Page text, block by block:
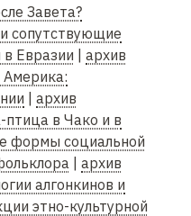
Завета?
сопутствующие
Евразии
архив
Америка:
архив
в Чако и в
формы социальной
архив
алгонкинов и
этно-культурной